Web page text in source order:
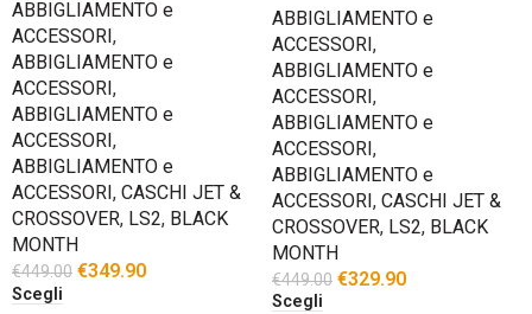
ABBIGLIAMENTO e
ACCESSORI ,
ABBIGLIAMENTO e
ACCESSORI ,
ABBIGLIAMENTO e
ACCESSORI ,
ABBIGLIAMENTO e
ACCESSORI , CASCHI JET &
CROSSOVER, LS2, BLACK
MONTH
€449.00 €349.90
Scegli
ABBIGLIAMENTO e
ACCESSORI,
ABBIGLIAMENTO e
ACCESSORI,
ABBIGLIAMENTO e
ACCESSORI,
ABBIGLIAMENTO e
ACCESSORI, CASCHI JET &
CROSSOVER, LS2, BLACK
MONTH
€449.00 €329.90
Scegli